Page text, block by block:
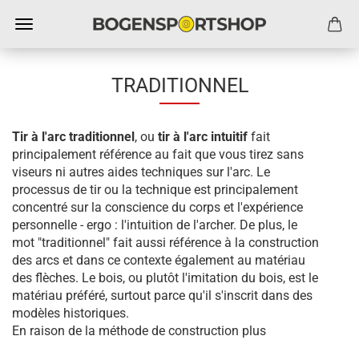
TRADITIONNEL
Tir à l'arc traditionnel, ou tir à l'arc intuitif fait
principalement référence au fait que vous tirez sans
viseurs ni autres aides techniques sur l'arc. Le
processus de tir ou la technique est principalement
concentré sur la conscience du corps et l'expérience
personnelle - ergo : l'intuition de l'archer. De plus, le
mot "traditionnel" fait aussi référence à la construction
des arcs et dans ce contexte également au matériau
des flèches. Le bois, ou plutôt l'imitation du bois, est le
matériau préféré, surtout parce qu'il s'inscrit dans des
modèles historiques.
En raison de la méthode de construction plus